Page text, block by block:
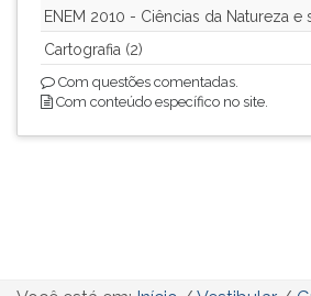
ENEM 2010 - Ciências da Natureza e
Cartografia (2)
Com questões comentadas.
Com conteúdo específico no site.